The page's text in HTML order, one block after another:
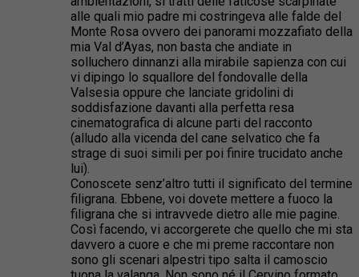
alle quali mio padre mi costringeva alle falde del
Monte Rosa ovvero dei panorami mozzafiato della
mia Val d’Ayas, non basta che andiate in
solluchero dinnanzi alla mirabile sapienza con cui
vi dipingo lo squallore del fondovalle della
Valsesia oppure che lanciate gridolini di
soddisfazione davanti alla perfetta resa
cinematografica di alcune parti del racconto
(alludo alla vicenda del cane selvatico che fa
strage di suoi simili per poi finire trucidato anche
lui).
Conoscete senz’altro tutti il significato del termine
filigrana. Ebbene, voi dovete mettere a fuoco la
filigrana che si intravvede dietro alle mie pagine.
Così facendo, vi accorgerete che quello che mi sta
davvero a cuore e che mi preme raccontare non
sono gli scenari alpestri tipo salta il camoscio